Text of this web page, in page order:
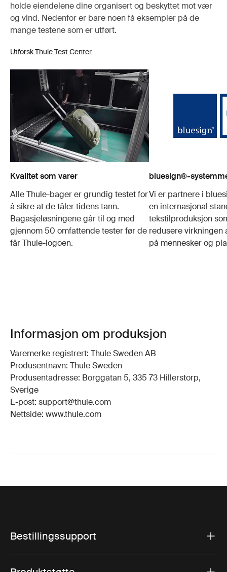
holde eiendelene dine organisert og beskyttet mot vær
og vind. Nedenfor er bare noen få eksempler på de
mange testene som er utført.
Utforsk Thule Test Center
Kvalitet som varer
Alle Thule-bager er grundig testet for
å sikre at de tåler tidens tann.
Bagasjeløsningene går til og med
gjennom 50 omfattende tester før de
får Thule-logoen.
bluesign®-
Vi er partnere i
en internasjonal
tekstilproduksjon
redusere virkningen
på mennesker og
Informasjon om produksjon
Varemerke registrert: Thule Sweden AB
Produsentnavn: Thule Sweden
Produsentadresse: Borggatan 5, 335 73 Hillerstorp,
Sverige
E-post: support@thule.com
Nettside: www.thule.com
Bestillingssupport